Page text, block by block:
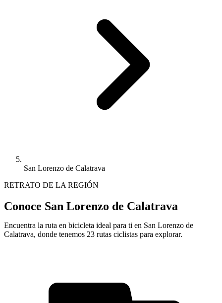
San Lorenzo de Calatrava
RETRATO DE LA REGIÓN
Conoce San Lorenzo de Calatrava
Encuentra la ruta en bicicleta ideal para ti en San Lorenzo de
Calatrava, donde tenemos 23 rutas ciclistas para explorar.